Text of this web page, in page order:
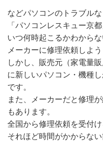
などパソコンのトラブル
「パソコンレスキュー京
いつ何時起こるかわから
メーカーに修理依頼しよ
しかし、販売元（家電量
に新しいパソコン・機種
です。
また、メーカーだと修理
もあります。
全国から修理依頼を受付
それほど時間がかからな